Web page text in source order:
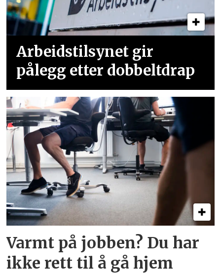
Arbeidstilsynet gir
pålegg etter dobbeltdrap
Varmt på jobben? Du har
ikke rett til å gå hjem